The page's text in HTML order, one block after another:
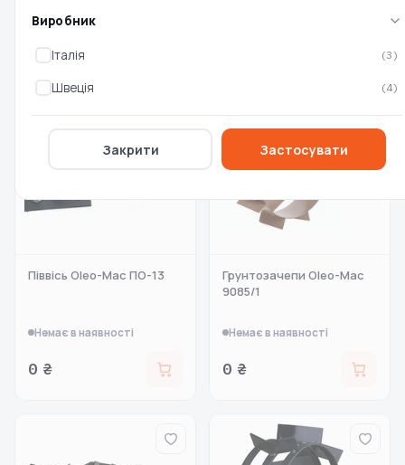
Виробник
Італія (3)
Швеція (4)
Закрити Застосувати
2 700 ₴
Піввісь Oleo-Mac ПО-13
Немає в наявності
0 ₴
Грунтозачепи Oleo-Mac
9085/1
Немає в наявності
0 ₴